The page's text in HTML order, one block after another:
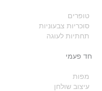
טופרים
סוכריות צבעוניות
תחתיות לעוגה
חד פעמי
מפות
עיצוב שולחן